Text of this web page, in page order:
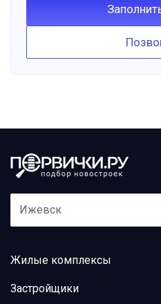
Ижевск
Жилые комплексы
Застройщики